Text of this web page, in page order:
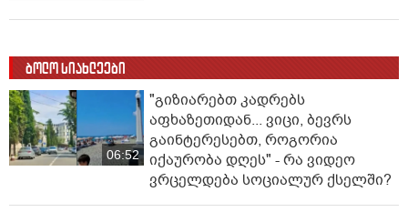
ბოლო სიახლეები
06:52
"გიზიარებთ კადრებს
აფხაზეთიდან... ვიცი, ბევრს
გაინტერესებთ, როგორია
იქაურობა დღეს" - რა ვიდეო
ვრცელდება სოციალურ ქსელში?